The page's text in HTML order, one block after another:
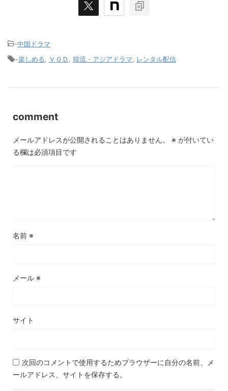
-中国ドラマ
-楽しめる ＶＯＤ 韓流・アジアドラマ レンタル配信
comment
メールアドレスが公開されることはありません。 ※ が付いてい
る欄は必須項目です
名前 ※
メール ※
サイト
次回のコメントで使用するためブラウザーに自分の名前、メ
ールアドレス、サイトを保存する。